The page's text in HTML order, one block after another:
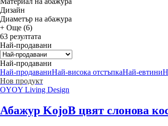
Дизайн
Диаметър на абажура
+ Още (6)
63 резултата
Най-продавани
Най-продавани
Най-продаваниНай-висока отстъпкаНай-евтини
Нов продукт
OYOY Living Design
Абажур KojoВ цвят слонова